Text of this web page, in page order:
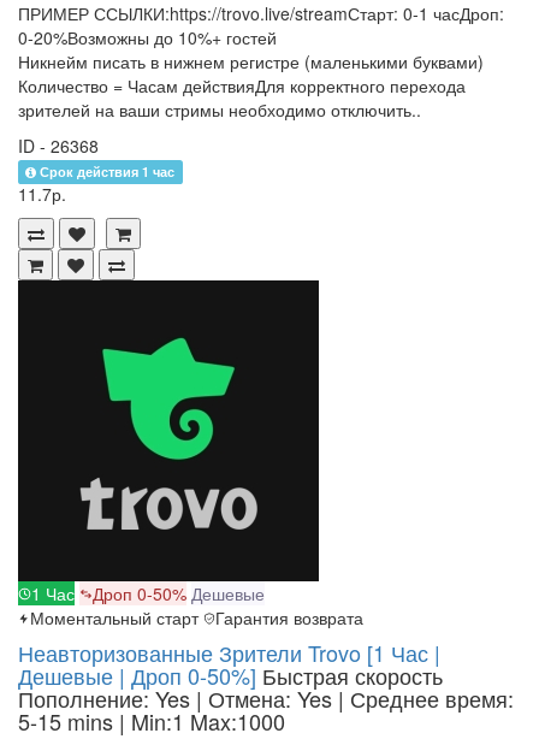
ПРИМЕР ССЫЛКИ:https://trovo.live/streamСтарт: 0-1 часДроп:
0-20%Возможны до 10%+ гостей
Никнейм писать в нижнем регистре (маленькими буквами)
Количество = Часам действияДля корректного перехода
зрителей на ваши стримы необходимо отключить..
ID - 26368
Срок действия 1 час
11.7р.
1 Час Дроп 0-50% Дешевые
Моментальный старт
Гарантия возврата
Неавторизованные Зрители Trovo [1 Час |
Дешевые | Дроп 0-50%] Быстрая скорость
Пополнение: Yes | Отмена: Yes | Среднее время:
5-15 mins | Min:1 Max:1000